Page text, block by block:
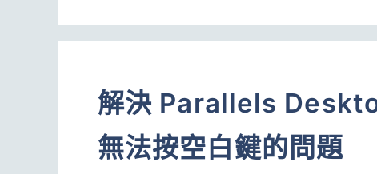
解決 Parallels
無法按空白鍵的問題